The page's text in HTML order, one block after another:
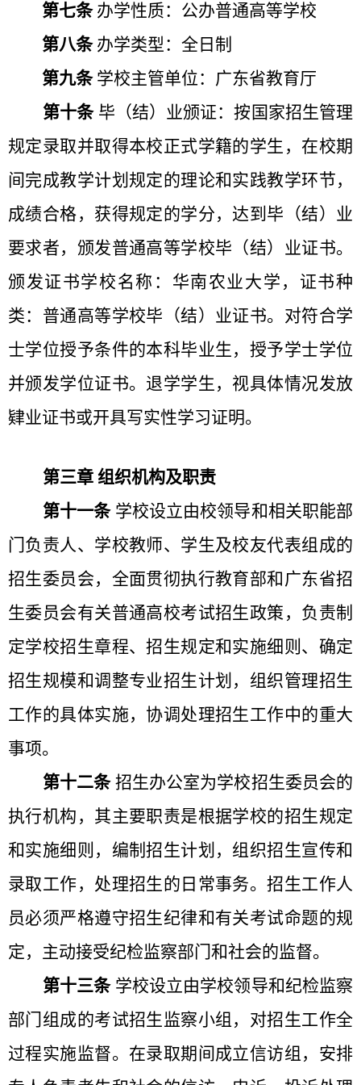
第七条 办学性质：公办普通高等学校
第八条 办学类型：全日制
第九条 学校主管单位：广东省教育厅
第十条 毕（结）业颁证：按国家招生管理
规定录取并取得本校正式学籍的学生，在校期
间完成教学计划规定的理论和实践教学环节，
成绩合格，获得规定的学分，达到毕（结）业
要求者，颁发普通高等学校毕（结）业证书。
颁发证书学校名称：华南农业大学，证书种
类：普通高等学校毕（结）业证书。对符合学
士学位授予条件的本科毕业生，授予学士学位
并颁发学位证书。退学学生，视具体情况发放
肄业证书或开具写实性学习证明。
第三章 组织机构及职责
第十一条 学校设立由校领导和相关职能部
门负责人、学校教师、学生及校友代表组成的
招生委员会，全面贯彻执行教育部和广东省招
生委员会有关普通高校考试招生政策，负责制
定学校招生章程、招生规定和实施细则、确定
招生规模和调整专业招生计划，组织管理招生
工作的具体实施，协调处理招生工作中的重大
事项。
第十二条 招生办公室为学校招生委员会的
执行机构，其主要职责是根据学校的招生规定
和实施细则，编制招生计划，组织招生宣传和
录取工作，处理招生的日常事务。招生工作人
员必须严格遵守招生纪律和有关考试命题的规
定，主动接受纪检监察部门和社会的监督。
第十三条 学校设立由学校领导和纪检监察
部门组成的考试招生监察小组，对招生工作全
过程实施监督。在录取期间成立信访组，安排